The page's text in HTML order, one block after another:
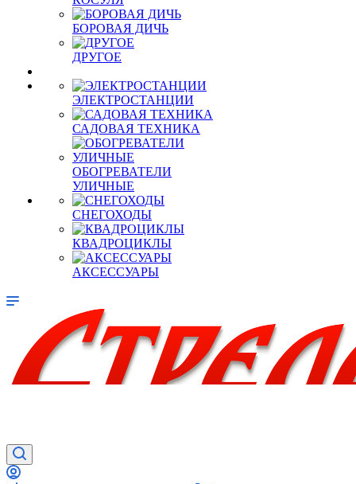
БОРОВАЯ ДИЧЬ
ДРУГОЕ
ЭЛЕКТРОСТАНЦИИ
САДОВАЯ ТЕХНИКА
ОБОГРЕВАТЕЛИ
УЛИЧНЫЕ
СНЕГОХОДЫ
КВАДРОЦИКЛЫ
АКСЕССУАРЫ